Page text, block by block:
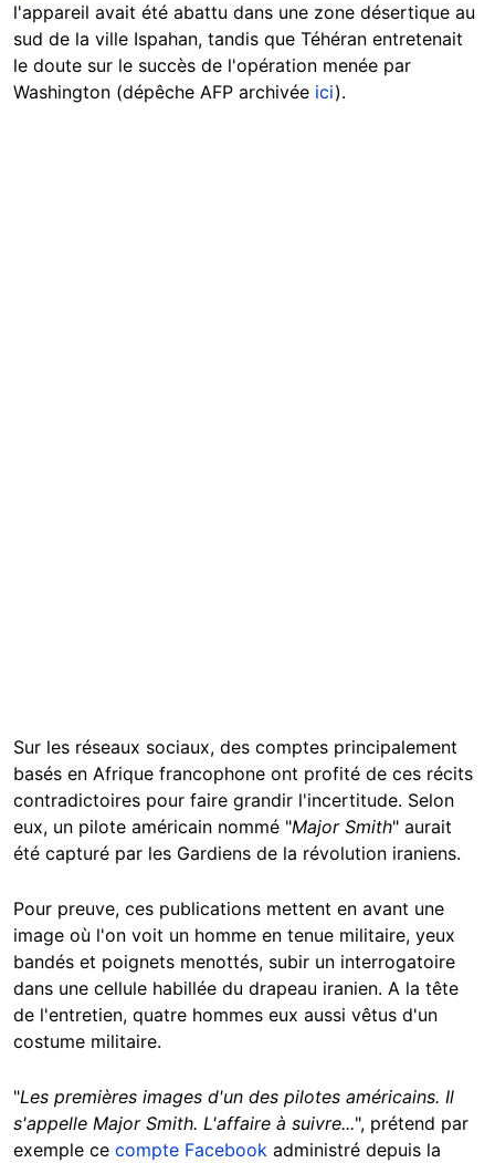
l'appareil avait été abattu dans une zone désertique au
sud de la ville Ispahan, tandis que Téhéran entretenait
le doute sur le succès de l'opération menée par
Washington (dépêche AFP archivée ici).
Sur les réseaux sociaux, des comptes principalement
basés en Afrique francophone ont profité de ces récits
contradictoires pour faire grandir l'incertitude. Selon
eux, un pilote américain nommé "Major Smith" aurait
été capturé par les Gardiens de la révolution iraniens.
Pour preuve, ces publications mettent en avant une
image où l'on voit un homme en tenue militaire, yeux
bandés et poignets menottés, subir un interrogatoire
dans une cellule habillée du drapeau iranien. A la tête
de l'entretien, quatre hommes eux aussi vêtus d'un
costume militaire.
"Les premières images d'un des pilotes américains. Il
s'appelle Major Smith. L'affaire à suivre...", prétend par
exemple ce compte Facebook administré depuis la